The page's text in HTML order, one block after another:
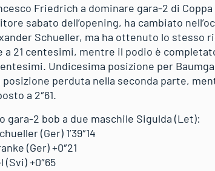
Friedrich a dominare gara-2 di
sabato dell’opening, ha cambiato
Schueller, ma ha ottenuto lo stesso
a 21 centesimi, mentre il podio è
Undicesima posizione per
perduta nella seconda parte,
a 2″61.
gara-2 bob a due maschile Sigulda (Let):
(Ger) 1’39″14
(Ger) +0″21
+0″65